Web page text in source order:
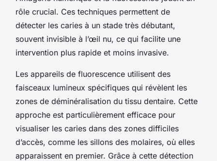
rôle crucial. Ces techniques permettent de
détecter les caries à un stade très débutant,
souvent invisible à l’œil nu, ce qui facilite une
intervention plus rapide et moins invasive.
Les appareils de fluorescence utilisent des
faisceaux lumineux spécifiques qui révèlent les
zones de déminéralisation du tissu dentaire. Cette
approche est particulièrement efficace pour
visualiser les caries dans des zones difficiles
d’accès, comme les sillons des molaires, où elles
apparaissent en premier. Grâce à cette détection